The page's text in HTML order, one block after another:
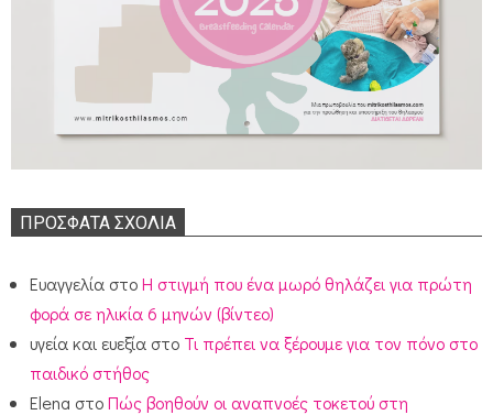
ΠΡΌΣΦΑΤΑ ΣΧΌΛΙΑ
Ευαγγελία στοΗ στιγμή που ένα μωρό θηλάζει για πρώτη
φορά σε ηλικία 6 μηνών (βίντεο)
υγεία και ευεξία στο Τι πρέπει να ξέρουμε για τον πόνο στο
παιδικό στήθος
Elena στοΠώς βοηθούν οι αναπνοές τοκετού στη